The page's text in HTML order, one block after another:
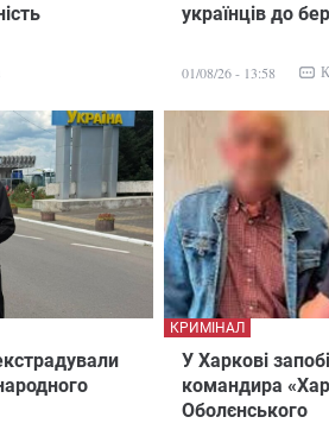
українців до
01/08/26 - 13:58
У Харкові
командира
Оболєнського
КРИМІНАЛ